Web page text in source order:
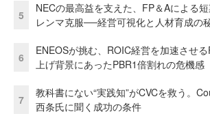
5
NECの最高益を支えた、FP＆Aによる
レンマ克服──経営可視化と人材育成の
6
ENEOSが挑む、ROIC経営を加速させ
上げ背景にあったPBR1倍割れの危機感
7
教科書にない“実践知”がCVCを救う。
西条氏に聞く成功の条件